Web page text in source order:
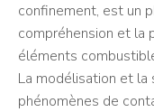
confinement, est un
compréhension et la
éléments
La modélisation et la
phénomènes de